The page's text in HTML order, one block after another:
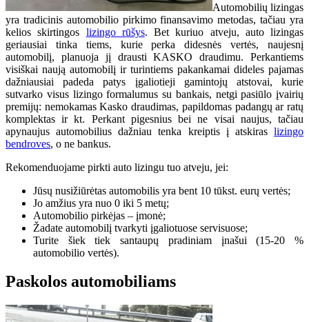
Automobilių lizingas
yra tradicinis automobilio pirkimo finansavimo metodas, tačiau yra
kelios skirtingos lizingo rūšys. Bet kuriuo atveju, auto lizingas
geriausiai tinka tiems, kurie perka didesnės vertės, naujesnį
automobilį, planuoja jį drausti KASKO draudimu. Perkantiems
visiškai naują automobilį ir turintiems pakankamai dideles pajamas
dažniausiai padeda patys įgaliotieji gamintojų atstovai, kurie
sutvarko visus lizingo formalumus su bankais, netgi pasiūlo įvairių
premijų: nemokamas Kasko draudimas, papildomas padangų ar ratų
komplektas ir kt. Perkant pigesnius bei ne visai naujus, tačiau
apynaujus automobilius dažniau tenka kreiptis į atskiras lizingo
bendroves, o ne bankus.
Rekomenduojame pirkti auto lizingu tuo atveju, jei:
Jūsų nusižiūrėtas automobilis yra bent 10 tūkst. eurų vertės;
Jo amžius yra nuo 0 iki 5 metų;
Automobilio pirkėjas – įmonė;
Žadate automobilį tvarkyti įgaliotuose servisuose;
Turite šiek tiek santaupų pradiniam įnašui (15-20 %
automobilio vertės).
Paskolos automobiliams